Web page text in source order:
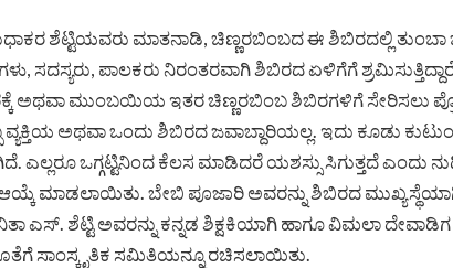
ಶೆಟ್ಟಿಯವರು ಮಾತನಾಡಿ, ಚಿಣ್ಣರಬಿಂಬದ ಈ ಶಿಬಿರದಲ್ಲಿ
ಸದಸ್ಯರು, ಪಾಲಕರು ನಿರಂತರವಾಗಿ ಶಿಬಿರದ ಏಳಿಗೆಗೆ
ಅಥವಾ ಮುಂಬಯಿಯ ಇತರ ಚಿಣ್ಣರಬಿಂಬ ಶಿಬಿರಗಳಿಗೆ ಸೇರಿಸಲು
ವ್ಯಕ್ತಿಯ ಅಥವಾ ಒಂದು ಶಿಬಿರದ ಜವಾಬ್ದಾರಿಯಲ್ಲ. ಇದು ಕೂಡು
ಎಲ್ಲರೂ ಒಗ್ಗಟ್ಟಿನಿಂದ ಕೆಲಸ ಮಾಡಿದರೆ ಯಶಸ್ಸು ಸಿಗುತ್ತದೆ ಎಂದು
ಮಾಡಲಾಯಿತು. ಬೇಬಿ ಪೂಜಾರಿ ಅವರನ್ನು ಶಿಬಿರದ ಮುಖ್ಯಸ್ಥೆಯಾಗಿ,
ಎಸ್. ಶೆಟ್ಟಿ ಅವರನ್ನು ಕನ್ನಡ ಶಿಕ್ಷಕಿಯಾಗಿ ಹಾಗೂ ವಿಮಲಾ
ಸಾಂಸ್ಕೃತಿಕ ಸಮಿತಿಯನ್ನೂ ರಚಿಸಲಾಯಿತು.